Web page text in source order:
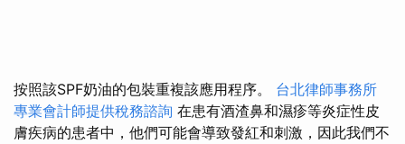
按照該SPF奶油的包裝重複該應用程序。 台北律師事務所
專業會計師提供稅務諮詢 在患有酒渣鼻和濕疹等炎症性皮
膚疾病的患者中，他們可能會導致發紅和刺激，因此我們不